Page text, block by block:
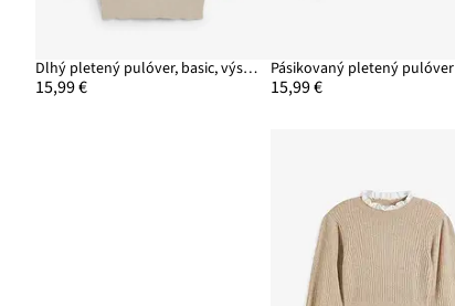
Dlhý pletený pulóver, basic, výstrih do V
15,99 €
Pásikovaný pletený pulóver
15,99 €